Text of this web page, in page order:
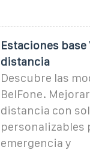
Estaciones
distancia
Descubre las
BelFone.
distancia con
personalizables
emergencia y